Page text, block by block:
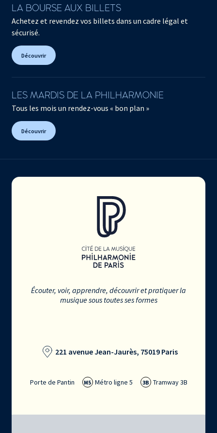
LA BOURSE AUX BILLETS
Achetez et revendez vos billets dans un cadre légal et
sécurisé.
Découvrir
LES MARDIS DE LA PHILHARMONIE
Tous les mois un rendez-vous « bon plan »
Découvrir
Écouter, voir, apprendre, découvrir et pratiquer la
musique sous toutes ses formes
221 avenue Jean-Jaurès, 75019 Paris
Porte de Pantin M5 Métro ligne 5 3B Tramway 3B